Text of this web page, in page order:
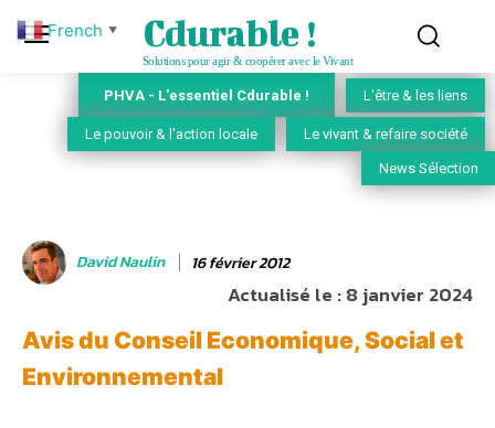
Cdurable !
Solutions pour agir & coopérer avec le Vivant
PHVA - L'essentiel Cdurable ! L'être & les liens
Le pouvoir & l'action locale Le vivant & refaire société
News Sélection
David Naulin 16 février 2012
Actualisé le :8 janvier 2024
Avis du Conseil Economique, Social et
Environnemental
French ▼